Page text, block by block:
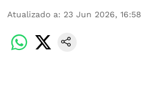
Atualizado a: 23 Jun 2026, 16:58